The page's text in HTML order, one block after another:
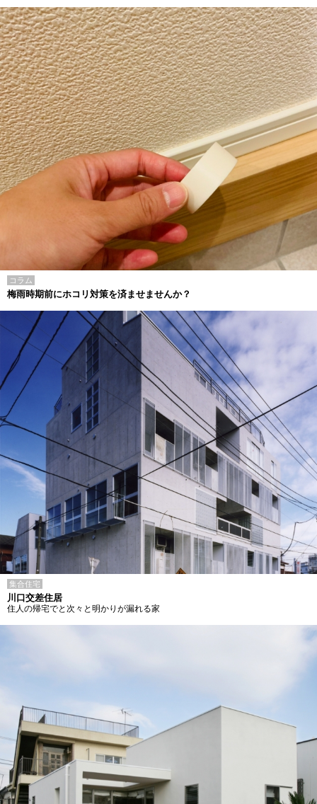
コラム
梅雨時期前にホコリ対策を済ませませんか？
集合住宅
川口交差住居
住人の帰宅でと次々と明かりが漏れる家